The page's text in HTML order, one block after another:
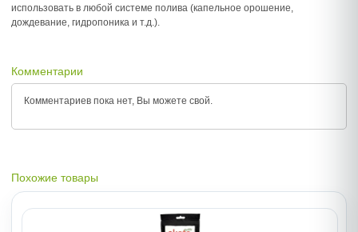
использовать в любой системе полива (капельное орошение,
дождевание, гидропоника и т.д.).
Комментарии
Комментариев пока нет, Вы можете свой.
Похожие товары